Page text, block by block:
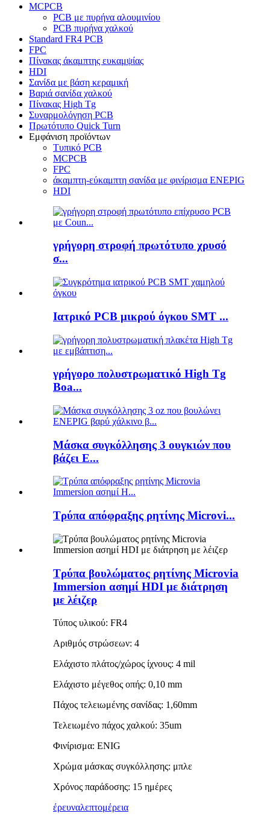
MCPCB
PCB με πυρήνα αλουμινίου
PCB πυρήνα χαλκού
Standard FR4 PCB
FPC
Πίνακας άκαμπτης ευκαμψίας
HDI
Σανίδα με βάση κεραμική
Βαριά σανίδα χαλκού
Πίνακας High Tg
Συναρμολόγηση PCB
Πρωτότυπο Quick Turn
Εμφάνιση προϊόντων
Τυπικό PCB
MCPCB
FPC
άκαμπτη-εύκαμπτη σανίδα με φινίρισμα ENEPIG
HDI
γρήγορη στροφή πρωτότυπο χρυσό
σ...
Ιατρικό PCB μικρού όγκου SMT ...
γρήγορο πολυστρωματικό High Tg
Boa...
Μάσκα συγκόλλησης 3 ουγκιών που
βάζει E...
Τρύπα απόφραξης ρητίνης Microvi...
Τρύπα βουλώματος ρητίνης Microvia
Immersion ασημί HDI με διάτρηση
με λέιζερ
Τύπος υλικού: FR4
Αριθμός στρώσεων: 4
Ελάχιστο πλάτος/χώρος ίχνους: 4 mil
Ελάχιστο μέγεθος οπής: 0,10 mm
Πάχος τελειωμένης σανίδας: 1,60mm
Τελειωμένο πάχος χαλκού: 35um
Φινίρισμα: ENIG
Χρώμα μάσκας συγκόλλησης: μπλε
Χρόνος παράδοσης: 15 ημέρες
έρευναλεπτομέρεια